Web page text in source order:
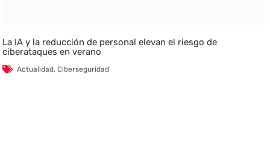
La IA y la reducción de personal elevan el riesgo de
ciberataques en verano
Actualidad,Ciberseguridad